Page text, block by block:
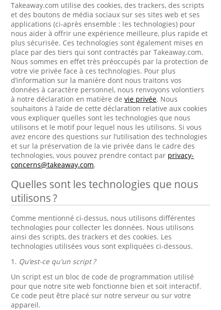
Takeaway.com utilise des cookies, des trackers, des scripts
et des boutons de média sociaux sur ses sites web et ses
applications (ci-après ensemble : les technologies) pour
nous aider à offrir une expérience meilleure, plus rapide et
plus sécurisée. Ces technologies sont également mises en
place par des tiers qui sont contractés par Takeaway.com.
Nous sommes en effet très préoccupés par la protection de
votre vie privée face à ces technologies. Pour plus
d’information sur la manière dont nous traitons vos
données à caractère personnel, nous renvoyons volontiers
à notre déclaration en matière devie privée. Nous
souhaitons à l’aide de cette déclaration relative aux cookies
vous expliquer quelles sont les technologies que nous
utilisons et le motif pour lequel nous les utilisons. Si vous
avez encore des questions sur l’utilisation des technologies
et sur la préservation de la vie privée dans le cadre des
technologies, vous pouvez prendre contact par privacy-
concerns@takeaway.com.
Quelles sont les technologies que nous
utilisons ?
Comme mentionné ci-dessus, nous utilisons différentes
technologies pour collecter les données. Nous utilisons
ainsi des scripts, des trackers et des cookies. Les
technologies utilisées vous sont expliquées ci-dessous.
1. Qu’est-ce qu'un script ?
Un script est un bloc de code de programmation utilisé
pour que notre site web fonctionne bien et soit interactif.
Ce code peut être placé sur notre serveur ou sur votre
appareil.